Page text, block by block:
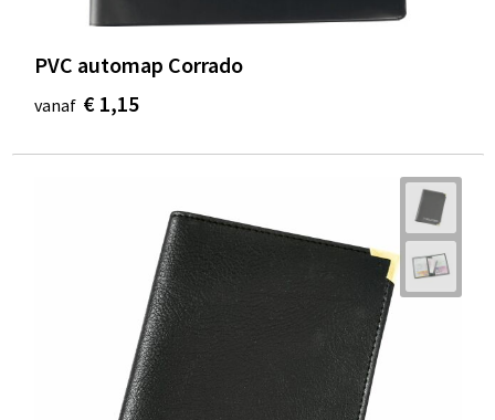
PVC automap Corrado
vanaf € 1,15